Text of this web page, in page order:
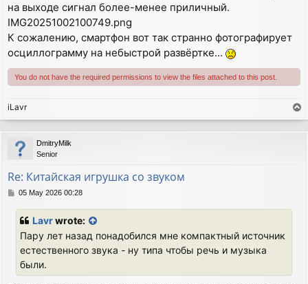
на выходе сигнал более-менее приличный.
IMG20251002100749.png
К сожалению, смартфон вот так странно фотографирует
осциллограмму на небыстрой развёртке...
You do not have the required permissions to view the files attached to this post.
iLavr
o
p
DmitryMilk
Senior
Re: Китайская игрушка со звуком
P05 May 2026 00:28
Lavrwrote:
Пару лет назад понадобился мне компактный источник
естественного звука - ну типа чтобы речь и музыка
были.